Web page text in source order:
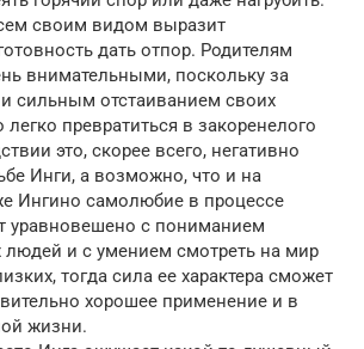
своим видом выразит
дать отпор. Родителям
внимательными, поскольку за
сильным отстаиванием своих
превратиться в закоренелого
это, скорее всего, негативно
Инги, а возможно, что и на
Ингино самолюбие в процессе
уравновешено с пониманием
людей и с умением смотреть на мир
тогда сила ее характера сможет
хорошее применение и в
жизни.